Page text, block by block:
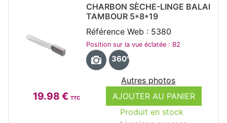
19.98 € TTC
AJOUTER AU PANIER
Produit en stock
CHARBON SÈCHE-LINGE BALAI
TAMBOUR 5*8*19
Référence Web : 5380
Position sur la vue éclatée : B2
360°
Autres photos